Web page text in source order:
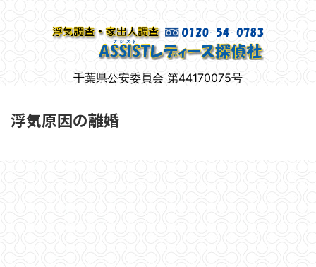
千葉県公安委員会 第44170075号
浮気原因の離婚